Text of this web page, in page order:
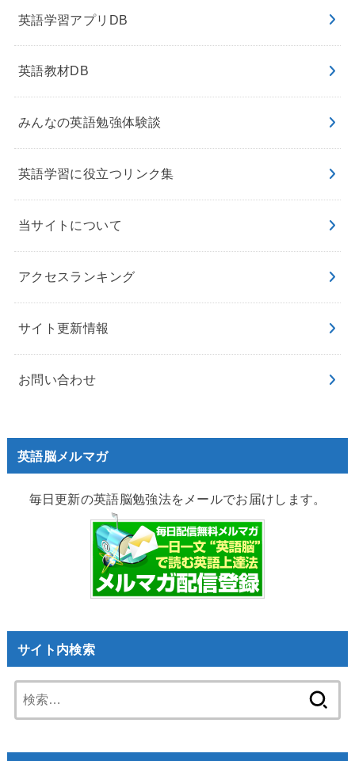
英語学習アプリDB
英語教材DB
みんなの英語勉強体験談
英語学習に役立つリンク集
当サイトについて
アクセスランキング
サイト更新情報
お問い合わせ
英語脳メルマガ
毎日更新の英語脳勉強法をメールでお届けします。
サイト内検索
索: